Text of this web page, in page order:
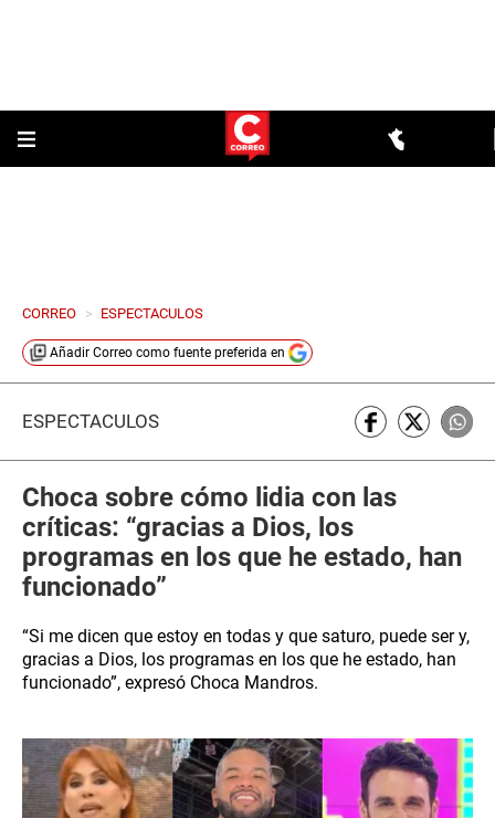
CORREO > ESPECTACULOS
Añadir Correo como fuente preferida en
ESPECTÁCULOS
Choca sobre cómo lidia con las
críticas: “gracias a Dios, los
programas en los que he estado, han
funcionado”
“Si me dicen que estoy en todas y que saturo, puede ser y,
gracias a Dios, los programas en los que he estado, han
funcionado”, expresó Choca Mandros.